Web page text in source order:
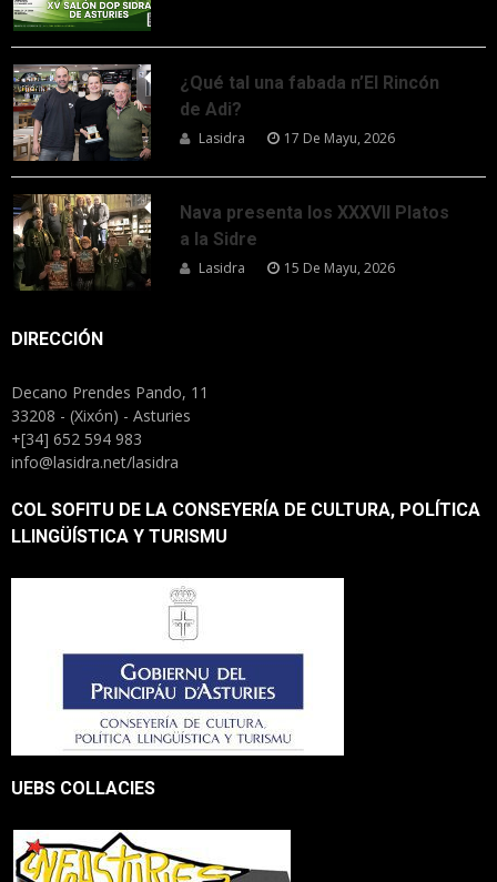
¿Qué tal una fabada n’El Rincón
de Adi?
Lasidra 17 De Mayu, 2026
Nava presenta los XXXVII Platos
a la Sidre
Lasidra 15 De Mayu, 2026
DIRECCIÓN
Decano Prendes Pando, 11
33208 - (Xixón) - Asturies
+[34] 652 594 983
info@lasidra.net/lasidra
COL SOFITU DE LA CONSEYERÍA DE CULTURA, POLÍTICA
LLINGÜÍSTICA Y TURISMU
UEBS COLLACIES